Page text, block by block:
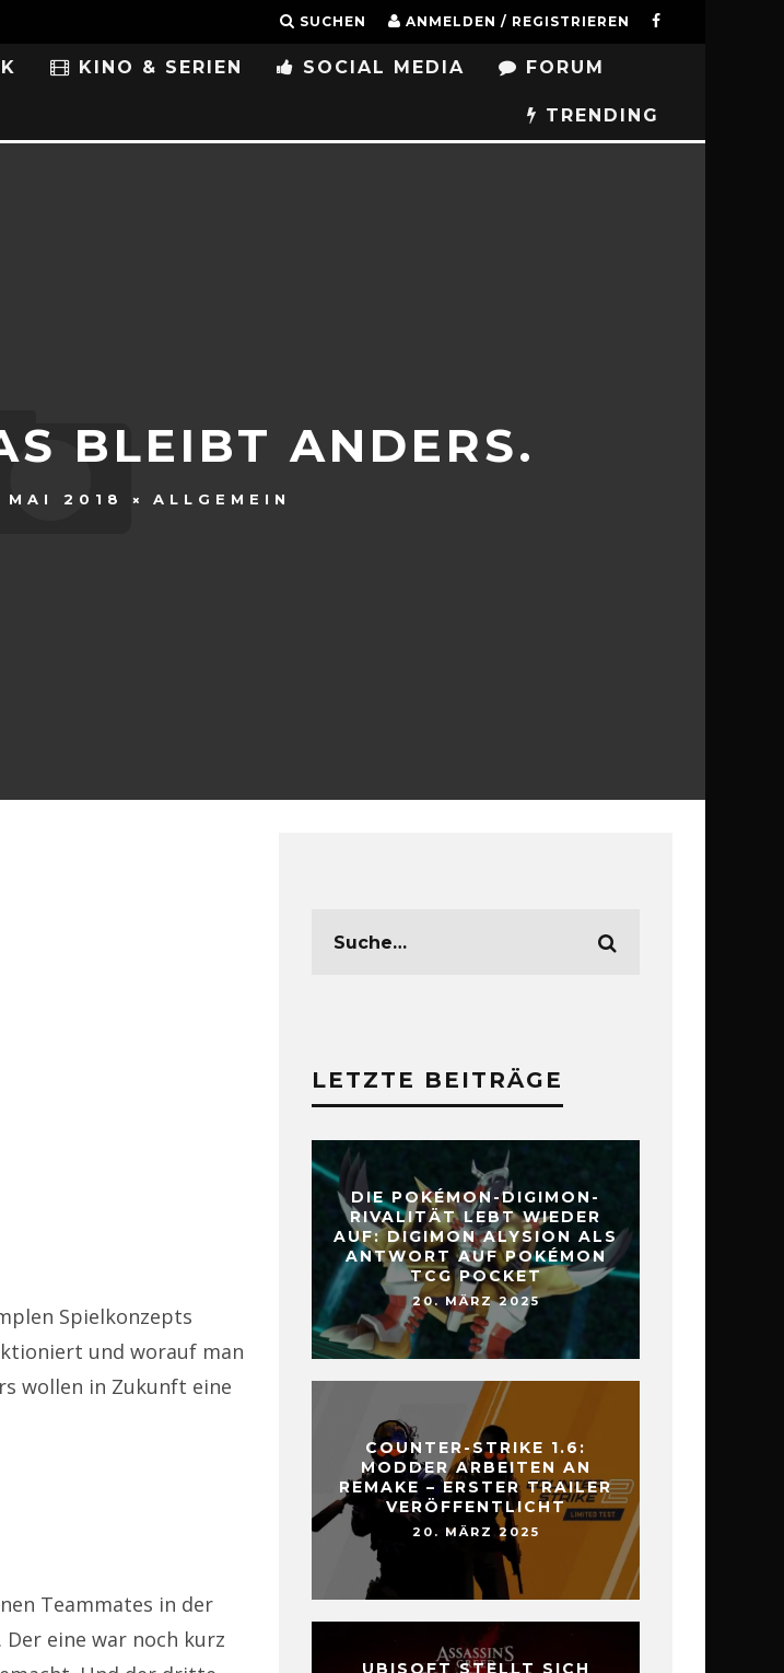
SUCHEN ANMELDEN / REGISTRIEREN
KINO & SERIEN SOCIAL MEDIA FORUM
TRENDING
BLEIBT ANDERS.
2018 ALLGEMEIN
Spielkonzepts
und worauf man
wollen in Zukunft eine
Teammates in der
eine war noch kurz
LETZTE BEITRÄGE
DIE POKÉMON-DIGIMON-
RIVALITÄT LEBT WIEDER
AUF: DIGIMON ALYSION ALS
ANTWORT AUF POKÉMON
TCG POCKET
20. MÄRZ 2025
COUNTER-STRIKE 1.6:
MODDER ARBEITEN AN
REMAKE – ERSTER TRAILER
VERÖFFENTLICHT
20. MÄRZ 2025
UBISOFT STELLT SICH